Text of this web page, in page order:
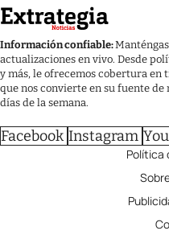
Información confiable:
actualizaciones en vivo. Desde
y más, le ofrecemos cobertura en
que nos convierte en su fuente de
días de la semana.
Facebook Instagram
Política